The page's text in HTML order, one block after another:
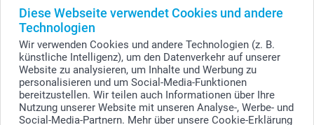
Diese Webseite verwendet Cookies und andere
Technologien
Wir verwenden Cookies und andere Technologien (z. B.
künstliche Intelligenz), um den Datenverkehr auf unserer
Website zu analysieren, um Inhalte und Werbung zu
personalisieren und um Social-Media-Funktionen
bereitzustellen. Wir teilen auch Informationen über Ihre
Nutzung unserer Website mit unseren Analyse-, Werbe- und
Social-Media-Partnern. Mehr über unsere Cookie-Erklärung
© smartphoto Group. Alle Rechte vorbehalten.
Alle Preise verstehen sich in EURO (€) inkl. MwSt. und zzgl. Versandkosten.